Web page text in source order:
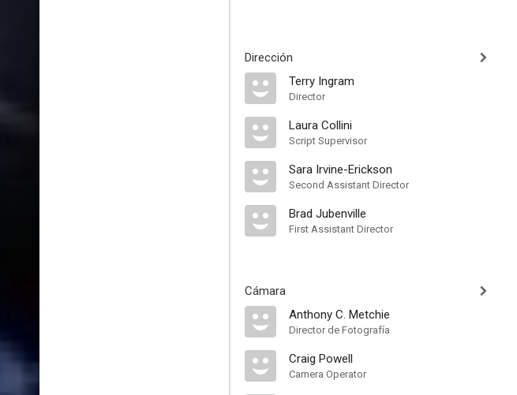
Dirección
Terry Ingram
Director
Laura Collini
Script Supervisor
Sara Irvine-Erickson
Second Assistant Director
Brad Jubenville
First Assistant Director
Cámara
Anthony C. Metchie
Director de Fotografía
Craig Powell
Camera Operator